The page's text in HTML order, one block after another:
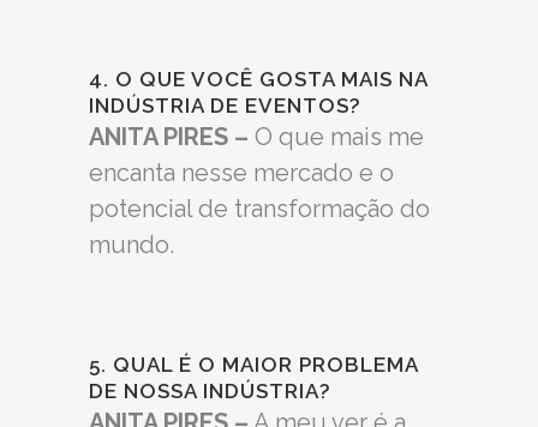
4. O QUE VOCÊ GOSTA MAIS NA
INDÚSTRIA DE EVENTOS?
ANITA PIRES – O que mais me
encanta nesse mercado e o
potencial de transformação do
mundo.
5. QUAL É O MAIOR PROBLEMA
DE NOSSA INDÚSTRIA?